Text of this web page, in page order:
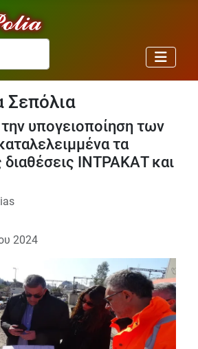
Σεπόλια
την υπογειοποίηση των
τα
διαθέσεις ΙΝΤΡΑΚΑΤ και
2024